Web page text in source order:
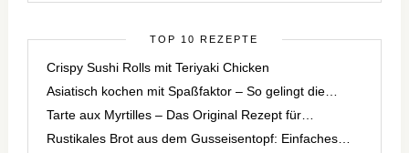
TOP 10 REZEPTE
Crispy Sushi Rolls mit Teriyaki Chicken
Asiatisch kochen mit Spaßfaktor – So gelingt die…
Tarte aux Myrtilles – Das Original Rezept für…
Rustikales Brot aus dem Gusseisentopf: Einfaches…